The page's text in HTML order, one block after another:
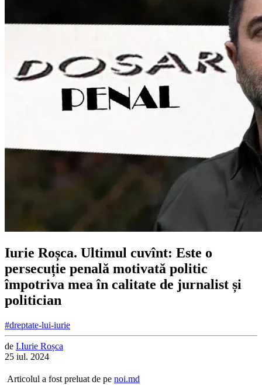
Iurie Roșca. Ultimul cuvînt: Este o
persecuție penală motivată politic
împotriva mea în calitate de jurnalist și
politician
#dreptate-lui-iurie
de I.Iurie Roșca
25 iul. 2024
Articolul a fost preluat de pe noi.md